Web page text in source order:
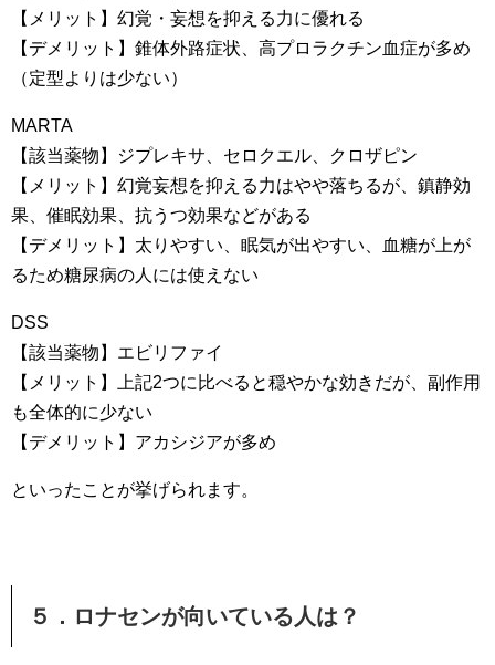
【メリット】幻覚・妄想を抑える力に優れる
【デメリット】錐体外路症状、高プロラクチン血症が多め
（定型よりは少ない）
MARTA
【該当薬物】ジプレキサ、セロクエル、クロザピン
【メリット】幻覚妄想を抑える力はやや落ちるが、鎮静効
果、催眠効果、抗うつ効果などがある
【デメリット】太りやすい、眠気が出やすい、血糖が上が
るため糖尿病の人には使えない
DSS
【該当薬物】エビリファイ
【メリット】上記2つに比べると穏やかな効きだが、副作用
も全体的に少ない
【デメリット】アカシジアが多め
といったことが挙げられます。
５．ロナセンが向いている人は？